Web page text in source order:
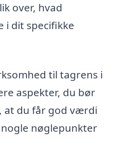
over, hvad
i dit specifikke
til tagrens i
aspekter, du bør
at du får god værdi
nøglepunkter